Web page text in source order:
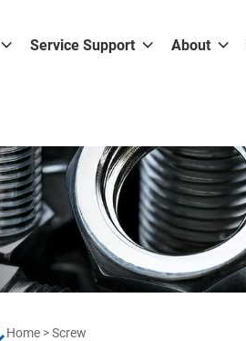
Service Support About
Home>Screw